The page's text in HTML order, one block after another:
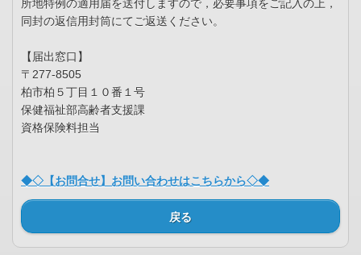
所地特例の適用届を送付しますので，必要事項をご記入の上，
同封の返信用封筒にてご返送ください。
【届出窓口】
〒277-8505
柏市柏５丁目１０番１号
保健福祉部高齢者支援課
資格保険料担当
◆◇【お問合せ】お問い合わせはこちらから◇◆
戻る